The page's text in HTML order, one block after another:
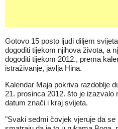
Gotovo 15 posto ljudi diljem
dogoditi tijekom njihova života, a
dogoditi tijekom 2012., prema
istraživanje, javlja Hina.
Kalendar Maja pokriva razdoblje
21. prosinca 2012. što je izazvalo
datum znači i kraj svijeta.
"Svaki sedmi čovjek vjeruje da